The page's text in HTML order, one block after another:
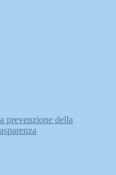
prevenzione della